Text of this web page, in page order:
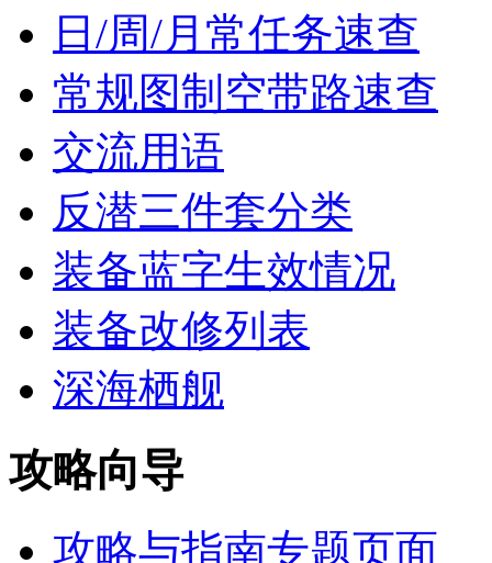
日/周/月常任务速查
常规图制空带路速查
交流用语
反潜三件套分类
装备蓝字生效情况
装备改修列表
深海栖舰
攻略向导
攻略与指南专题页面